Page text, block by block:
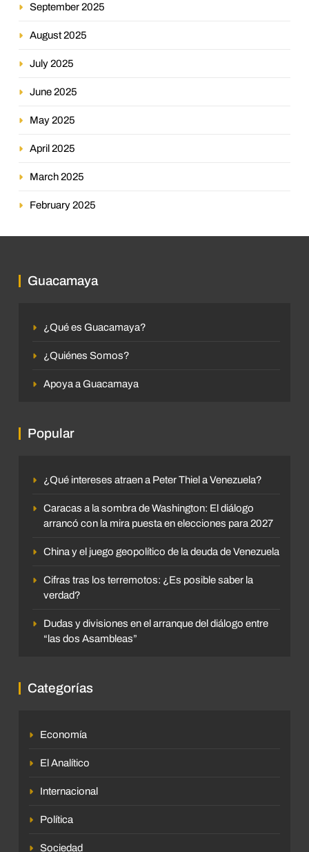
September 2025
August 2025
July 2025
June 2025
May 2025
April 2025
March 2025
February 2025
Guacamaya
¿Qué es Guacamaya?
¿Quiénes Somos?
Apoya a Guacamaya
Popular
¿Qué intereses atraen a Peter Thiel a Venezuela?
Caracas a la sombra de Washington: El diálogo
arrancó con la mira puesta en elecciones para 2027
China y el juego geopolítico de la deuda de Venezuela
Cifras tras los terremotos: ¿Es posible saber la
verdad?
Dudas y divisiones en el arranque del diálogo entre
“las dos Asambleas”
Categorías
Economía
El Analítico
Internacional
Política
Sociedad